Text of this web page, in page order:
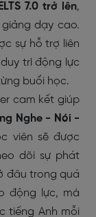
7.0 trở lên,
dạy cao.
sự hỗ trợ liên
trì động lực
buổi học.
cam kết giúp
Nghe - Nói -
viên sẽ được
dõi sự phát
đâu trong quá
động lực, mà
tiếng Anh mỗi